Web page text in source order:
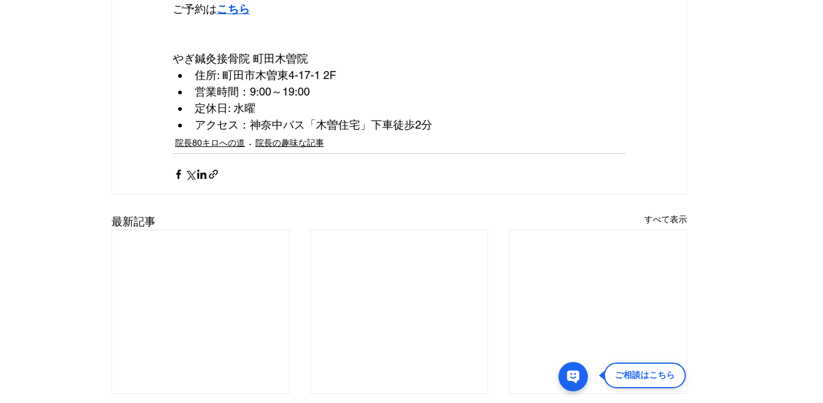
ご予約はこちら
やぎ鍼灸接骨院 町田木曽院
住所: 町田市木曽東4-17-1 2F
営業時間：9:00～19:00
定休日: 水曜
アクセス：神奈中バス「木曽住宅」下車徒歩2分
院長80キロへの道 院長の趣味な記事
最新記事 すべて表示
ご相談はこちら